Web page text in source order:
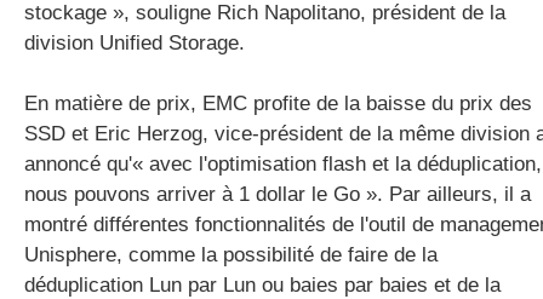
stockage », souligne Rich Napolitano, président de la
division Unified Storage.
En matière de prix, EMC profite de la baisse du prix des
SSD et Eric Herzog, vice-président de la même division
annoncé qu'« avec l'optimisation flash et la déduplication,
nous pouvons arriver à 1 dollar le Go ». Par ailleurs, il a
montré différentes fonctionnalités de l'outil de
Unisphere, comme la possibilité de faire de la
déduplication Lun par Lun ou baies par baies et de la